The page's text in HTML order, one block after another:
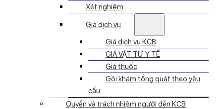
Xét nghiệm
Giá dịch vụ
Giá dịch vụ KCB
GIÁ VẬT TƯ Y TẾ
Giá thuốc
Gói khám tổng quát theo yêu
cầu
Quyền và trách nhiệm người đến KCB